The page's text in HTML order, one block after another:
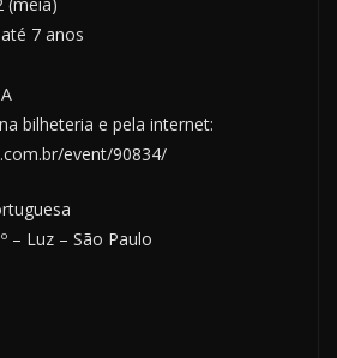
7 anos
bilheteria e pela internet:
event/90834/
– Luz – São Paulo